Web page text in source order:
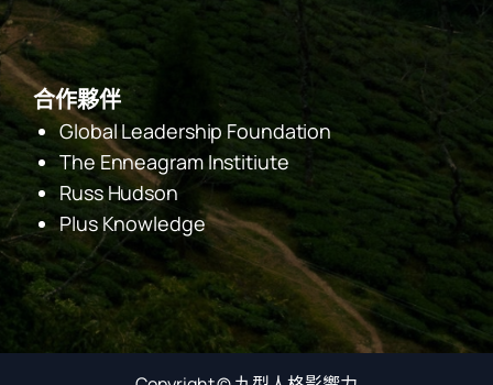
合作夥伴
Global Leadership Foundation
The Enneagram Institiute
Russ Hudson
Plus Knowledge
Facebook